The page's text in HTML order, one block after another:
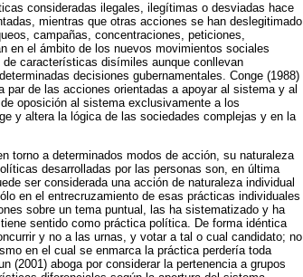
consideradas ilegales, ilegítimas o desviadas hace
mientras que otras acciones se han deslegitimado
campañas, concentraciones, peticiones,
en el ámbito de los nuevos movimientos sociales
características disímiles aunque conllevan
decisiones gubernamentales. Conge (1988)
de las acciones orientadas a apoyar al sistema y al
oposición al sistema exclusivamente a los
y altera la lógica de las sociedades complejas y en la
torno a determinados modos de acción, su naturaleza
desarrolladas por las personas son, en última
ser considerada una acción de naturaleza individual
en el entrecruzamiento de esas prácticas individuales
sobre un tema puntual, las ha sistematizado y ha
sentido como práctica política. De forma idéntica
y no a las urnas, y votar a tal o cual candidato; no
en el cual se enmarca la práctica perdería toda
(2001) aboga por considerar la pertenencia a grupos